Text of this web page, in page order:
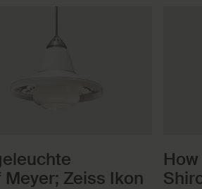
Meyer; Zeiss Ikon